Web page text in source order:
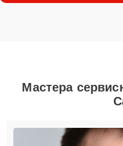
Мастера